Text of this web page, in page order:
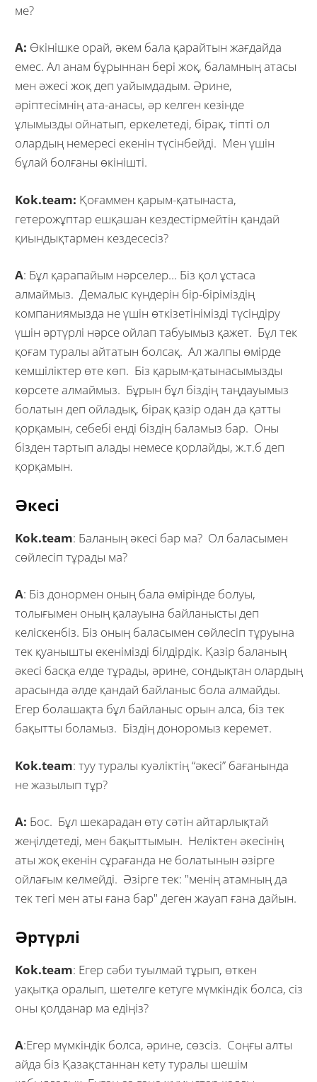
ме?
А: Өкінішке орай, әкем бала қарайтын жағдайда
емес. Ал анам бұрыннан бері жоқ, баламның атасы
мен әжесі жоқ деп уайымдадым. Әрине,
әріптесімнің ата-анасы, әр келген кезінде
ұлымызды ойнатып, еркелетеді, бірақ, тіпті ол
олардың немересі екенін түсінбейді. Мен үшін
бұлай болғаны өкінішті.
Kok.team: Қоғаммен қарым-қатынаста,
гетерожұптар ешқашан кездестірмейтін қандай
қиындықтармен кездесесіз?
А: Бұл қарапайым нәрселер… Біз қол ұстаса
алмаймыз. Демалыс күндерін бір-біріміздің
компаниямызда не үшін өткізетінімізді түсіндіру
үшін әртүрлі нәрсе ойлап табуымыз қажет. Бұл тек
қоғам туралы айтатын болсақ. Ал жалпы өмірде
кемшіліктер өте көп. Біз қарым-қатынасымызды
көрсете алмаймыз. Бұрын бұл біздің таңдауымыз
болатын деп ойладық, бірақ қазір одан да қатты
қорқамын, себебі енді біздің баламыз бар. Оны
бізден тартып алады немесе қорлайды, ж.т.б деп
қорқамын.
Әкесі
Kok.team: Баланың әкесі бар ма? Ол баласымен
сөйлесіп тұрады ма?
А: Біз донормен оның бала өмірінде болуы,
толығымен оның қалауына байланысты деп
келіскенбіз. Біз оның баласымен сөйлесіп тұруына
тек қуанышты екенімізді білдірдік. Қазір баланың
әкесі басқа елде тұрады, әрине, сондықтан олардың
арасында әлде қандай байланыс бола алмайды.
Егер болашақта бұл байланыс орын алса, біз тек
бақытты боламыз. Біздің доноромыз керемет.
Kok.team: туу туралы куәліктің “әкесі” бағанында
не жазылып тұр?
А: Бос. Бұл шекарадан өту сәтін айтарлықтай
жеңілдетеді, мен бақыттымын. Неліктен әкесінің
аты жоқ екенін сұрағанда не болатынын әзірге
ойлағым келмейді. Әзірге тек: "менің атамның да
тек тегі мен аты ғана бар" деген жауап ғана дайын.
Әртүрлі
Kok.team: Егер сәби туылмай тұрып, өткен
уақытқа оралып, шетелге кетуге мүмкіндік болса, сіз
оны қолданар ма едіңіз?
А:Егер мүмкіндік болса, әрине, сөзсіз. Соңғы алты
айда біз Қазақстаннан кету туралы шешім